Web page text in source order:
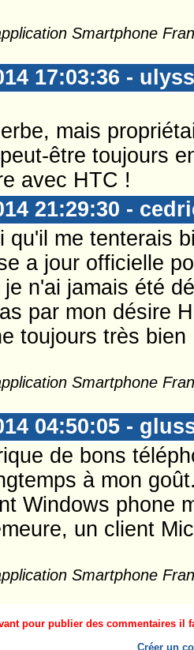
Smartphone
17:03:36 -
mais
être toujours
avec HTC !
21:29:30 -
qu'il me tenterais
a jour officielle
n'ai jamais été
par mon désire
toujours très bien
Smartphone
04:50:05 -
de bons
à mon
Windows phone
un client
Smartphone
pour publier des commentaires il
Créer un